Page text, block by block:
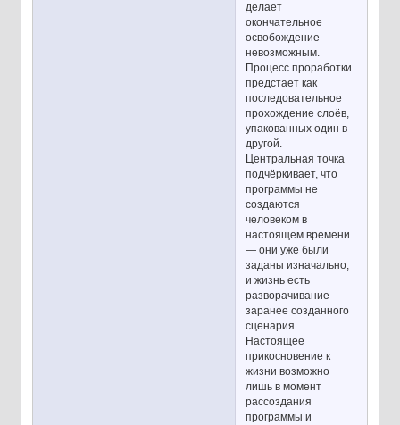
делает
окончательное
освобождение
невозможным.
Процесс проработки
предстает как
последовательное
прохождение слоёв,
упакованных один в
другой.
Центральная точка
подчёркивает, что
программы не
создаются
человеком в
настоящем времени
— они уже были
заданы изначально,
и жизнь есть
разворачивание
заранее созданного
сценария.
Настоящее
прикосновение к
жизни возможно
лишь в момент
рассоздания
программы и